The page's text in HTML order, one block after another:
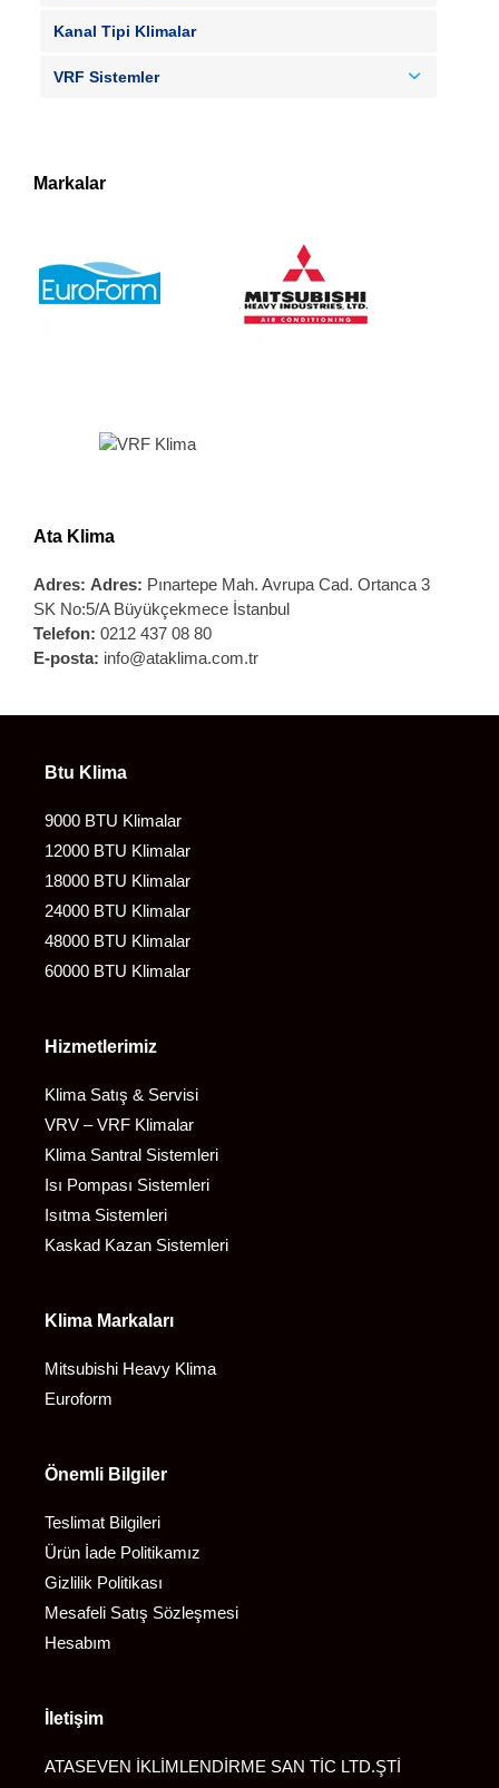
Kanal Tipi Klimalar
VRF Sistemler
Markalar
Ata Klima
Adres: Adres: Pınartepe Mah. Avrupa Cad. Ortanca 3
SK No:5/A Büyükçekmece İstanbul
Telefon: 0212 437 08 80
E-posta: info@ataklima.com.tr
Btu Klima
9000 BTU Klimalar
12000 BTU Klimalar
18000 BTU Klimalar
24000 BTU Klimalar
48000 BTU Klimalar
60000 BTU Klimalar
Hizmetlerimiz
Klima Satış & Servisi
VRV – VRF Klimalar
Klima Santral Sistemleri
Isı Pompası Sistemleri
Isıtma Sistemleri
Kaskad Kazan Sistemleri
Klima Markaları
Mitsubishi Heavy Klima
Euroform
Önemli Bilgiler
Teslimat Bilgileri
Ürün İade Politikamız
Gizlilik Politikası
Mesafeli Satış Sözleşmesi
Hesabım
İletişim
ATASEVEN İKLİMLENDİRME SAN TİC LTD.ŞTİ